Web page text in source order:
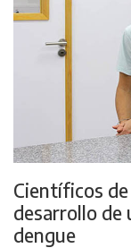
Científicos
desarrollo de
dengue